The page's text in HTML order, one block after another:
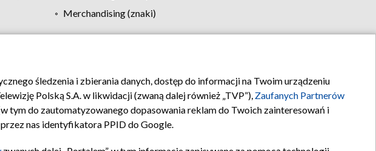
Merchandising (znaki)
Pomoc Biuro reklamy Kontakt
śledzenia i zbierania danych, dostęp do informacji na Twoim urządzeniu
Polską S.A. w likwidacji (zwaną dalej również „TVP”), Zaufanych Partnerów
tym do zautomatyzowanego dopasowania reklam do Twoich zainteresowań i
nas identyfikatora PPID do Google.